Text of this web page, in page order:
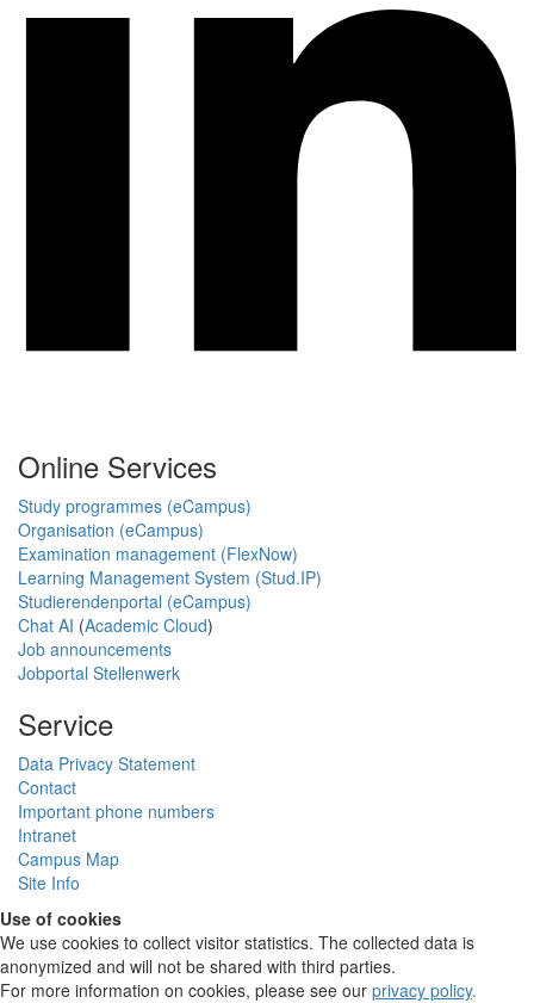
Online Services
Study programmes (eCampus)
Organisation (eCampus)
Examination management (FlexNow)
Learning Management System (Stud.IP)
Studierendenportal (eCampus)
Chat AI (Academic Cloud)
Job announcements
Jobportal Stellenwerk
Service
Data Privacy Statement
Contact
Important phone numbers
Intranet
Campus Map
Site Info
Use of cookies
We use cookies to collect visitor statistics. The collected data is
anonymized and will not be shared with third parties.
For more information on cookies, please see our privacy policy.